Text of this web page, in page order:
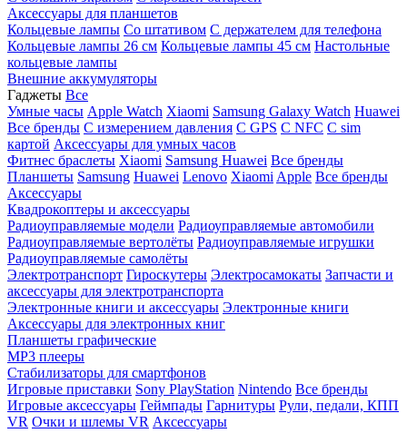
Аксессуары для планшетов
Кольцевые лампы Со штативом C держателем для телефона
Кольцевые лампы 26 см Кольцевые лампы 45 см Настольные
кольцевые лампы
Внешние аккумуляторы
Гаджеты Все
Умные часы Apple Watch Xiaomi Samsung Galaxy Watch Huawei
Все бренды C измерением давления C GPS C NFC C sim
картой Аксессуары для умных часов
Фитнес браслеты Xiaomi Samsung Huawei Все бренды
Планшеты Samsung Huawei Lenovo Xiaomi Apple Все бренды
Аксессуары
Квадрокоптеры и аксессуары
Радиоуправляемые модели Радиоуправляемые автомобили
Радиоуправляемые вертолёты Радиоуправляемые игрушки
Радиоуправляемые самолёты
Электротранспорт Гироскутеры Электросамокаты Запчасти и
аксессуары для электротранспорта
Электронные книги и аксессуары Электронные книги
Аксессуары для электронных книг
Планшеты графические
MP3 плееры
Стабилизаторы для смартфонов
Игровые приставки Sony PlayStation Nintendo Все бренды
Игровые аксессуары Геймпады Гарнитуры Рули, педали, КПП
VR Очки и шлемы VR Аксессуары